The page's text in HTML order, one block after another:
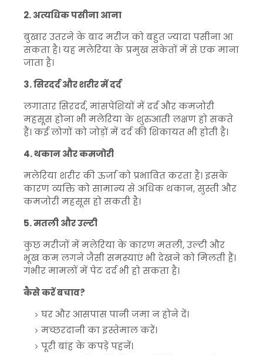
2. अत्यधिक पसीना आना
बुखार उतरने के बाद मरीज को बहुत ज्यादा पसीना आ
सकता है। यह मलेरिया के प्रमुख संकेतों में से एक माना
जाता है।
3. सिरदर्द और शरीर में दर्द
लगातार सिरदर्द, मांसपेशियों में दर्द और कमजोरी
महसूस होना भी मलेरिया के शुरुआती लक्षण हो सकते
हैं। कई लोगों को जोड़ों में दर्द की शिकायत भी होती है।
4. थकान और कमजोरी
मलेरिया शरीर की ऊर्जा को प्रभावित करता है। इसके
कारण व्यक्ति को सामान्य से अधिक थकान, सुस्ती और
कमजोरी महसूस हो सकती है।
5. मतली और उल्टी
कुछ मरीजों में मलेरिया के कारण मतली, उल्टी और
भूख कम लगने जैसी समस्याएं भी देखने को मिलती हैं।
गंभीर मामलों में पेट दर्द भी हो सकता है।
कैसे करें बचाव?
घर और आसपास पानी जमा न होने दें।
मच्छरदानी का इस्तेमाल करें।
पूरी बांह के कपड़े पहनें।